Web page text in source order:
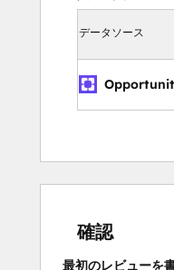
データソース
確認
最初のレビューを